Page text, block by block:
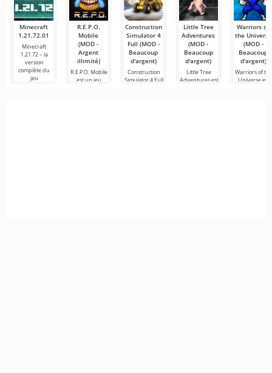
Minecraft
1.21.72.01
Minecraft
1.21.72 – la
version
complète du
jeu
R.E.P.O.
Mobile
(MOD -
Argent
illimité)
R.E.P.O. Mobile
est un jeu
Construction
Simulator 4
Full (MOD -
Beaucoup
d'argent)
Construction
Simulator 4 Full
Little Tree
Adventures
(MOD -
Beaucoup
d'argent)
Little Tree
Adventures est
Warriors of
the Universe
(MOD -
Beaucoup
d'argent)
Warriors of
Universe est